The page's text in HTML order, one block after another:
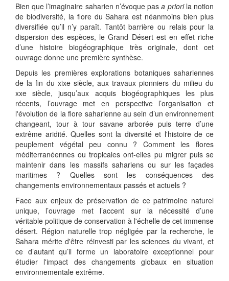
Bien que l’imaginaire saharien n’évoque pasa priorila notion
de biodiversité, la flore du Sahara est néanmoins bien plus
diversifiée qu’il n’y paraît. Tantôt barrière ou relais pour la
dispersion des espèces, le Grand Désert est en effet riche
d’une histoire biogéographique très originale, dont cet
ouvrage donne une première synthèse.
Depuis les premières explorations botaniques sahariennes
de la fin du xixe siècle, aux travaux pionniers du milieu du
xxe siècle, jusqu’aux acquis biogéographiques les plus
récents, l’ouvrage met en perspective l’organisation et
l'évolution de la flore saharienne au sein d’un environnement
changeant, tour à tour savane arborée puis terre d’une
extrême aridité. Quelles sont la diversité et l'histoire de ce
peuplement végétal peu connu ? Comment les flores
méditerranéennes ou tropicales ont-elles pu migrer puis se
maintenir dans les massifs sahariens ou sur les façades
maritimes ? Quelles sont les conséquences des
changements environnementaux passés et actuels ?
Face aux enjeux de préservation de ce patrimoine naturel
unique, l’ouvrage met l’accent sur la nécessité d’une
véritable politique de conservation à l'échelle de cet immense
désert. Région naturelle trop négligée par la recherche, le
Sahara mérite d'être réinvesti par les sciences du vivant, et
ce d’autant qu’il forme un laboratoire exceptionnel pour
étudier l'impact des changements globaux en situation
environnementale extrême.